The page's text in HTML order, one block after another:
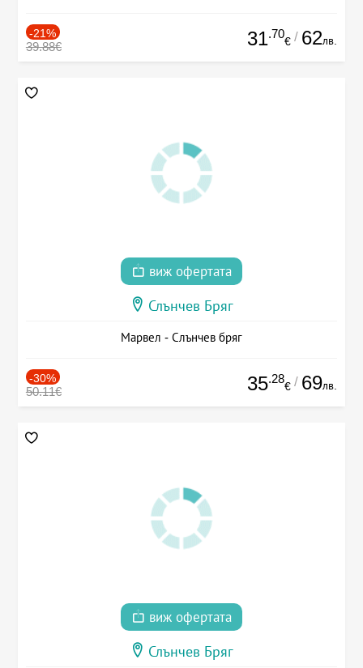
-21%
39.88€ 31.70
€ / 62лв.
виж офертата
Слънчев Бряг
Марвел - Слънчев бряг
-30%
50.11€ 35.28
€ / 69лв.
виж офертата
Слънчев Бряг